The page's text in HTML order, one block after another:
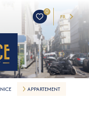
0
FR
NICE APPARTEMENT